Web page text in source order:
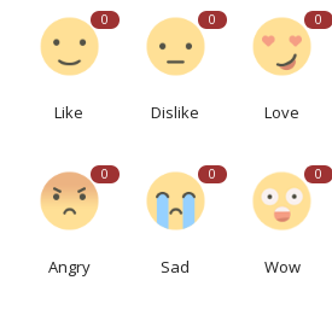
0
Like
0
Dislike
0
Love
0
Angry
0
Sad
0
Wow